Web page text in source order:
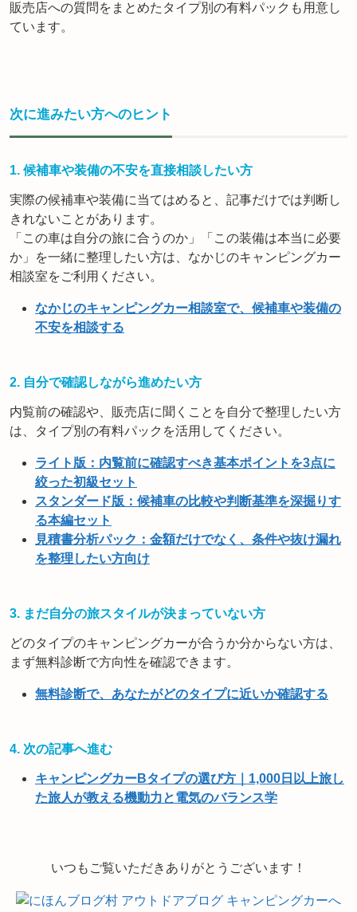
販売店への質問をまとめたタイプ別の有料パックも用意し
ています。
次に進みたい方へのヒント
1. 候補車や装備の不安を直接相談したい方
実際の候補車や装備に当てはめると、記事だけでは判断し
きれないことがあります。
「この車は自分の旅に合うのか」「この装備は本当に必要
か」を一緒に整理したい方は、なかじのキャンピングカー
相談室をご利用ください。
なかじのキャンピングカー相談室で、候補車や装備の
不安を相談する
2. 自分で確認しながら進めたい方
内覧前の確認や、販売店に聞くことを自分で整理したい方
は、タイプ別の有料パックを活用してください。
ライト版：内覧前に確認すべき基本ポイントを3点に
絞った初級セット
スタンダード版：候補車の比較や判断基準を深掘りす
る本編セット
見積書分析パック：金額だけでなく、条件や抜け漏れ
を整理したい方向け
3. まだ自分の旅スタイルが決まっていない方
どのタイプのキャンピングカーが合うか分からない方は、
まず無料診断で方向性を確認できます。
無料診断で、あなたがどのタイプに近いか確認する
4. 次の記事へ進む
キャンピングカーBタイプの選び方｜1,000日以上旅し
た旅人が教える機動力と電気のバランス学
いつもご覧いただきありがとうございます！